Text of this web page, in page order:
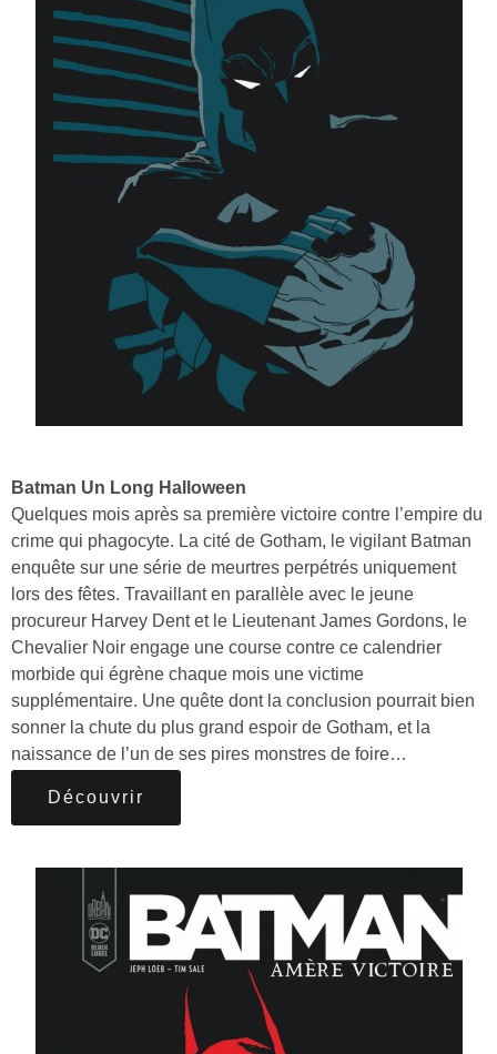
Batman Un Long Halloween
Quelques mois après sa première victoire contre l’empire du
crime qui phagocyte. La cité de Gotham, le vigilant Batman
enquête sur une série de meurtres perpétrés uniquement
lors des fêtes. Travaillant en parallèle avec le jeune
procureur Harvey Dent et le Lieutenant James Gordons, le
Chevalier Noir engage une course contre ce calendrier
morbide qui égrène chaque mois une victime
supplémentaire. Une quête dont la conclusion pourrait bien
sonner la chute du plus grand espoir de Gotham, et la
naissance de l’un de ses pires monstres de foire…
Découvrir